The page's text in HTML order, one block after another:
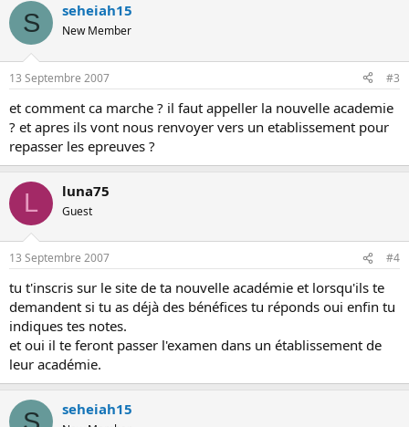
S seheiah15
New Member
13 Septembre 2007 #3
et comment ca marche ? il faut appeller la nouvelle academie
? et apres ils vont nous renvoyer vers un etablissement pour
repasser les epreuves ?
L luna75
Guest
13 Septembre 2007 #4
tu t'inscris sur le site de ta nouvelle académie et lorsqu'ils te
demandent si tu as déjà des bénéfices tu réponds oui enfin tu
indiques tes notes.
et oui il te feront passer l'examen dans un établissement de
leur académie.
S seheiah15